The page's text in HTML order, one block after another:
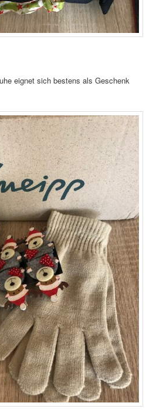
eignet sich bestens als Geschenk